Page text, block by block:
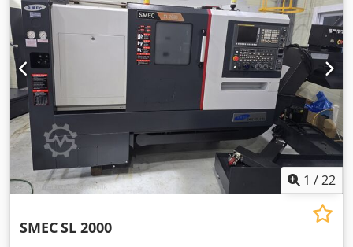
1 /22
SMECSL 2000